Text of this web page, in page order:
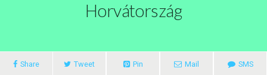
Horvátország
Share Tweet Pin Mail SMS